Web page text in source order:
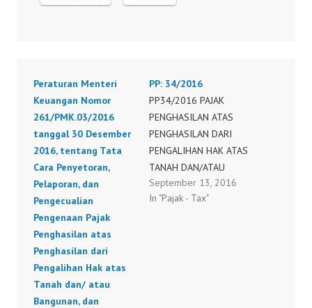
Peraturan Menteri
Keuangan Nomor
261/PMK.03/2016
tanggal 30 Desember
2016, tentang Tata
Cara Penyetoran,
Pelaporan, dan
Pengecualian
Pengenaan Pajak
Penghasilan atas
Penghasilan dari
Pengalihan Hak atas
Tanah dan/ atau
Bangunan, dan
PP: 34/2016
PP34/2016 PAJAK
PENGHASILAN ATAS
PENGHASILAN DARI
PENGALIHAN HAK ATAS
TANAH DAN/ATAU
BANGUNAN, DAN
PERJANJIAN
September 13, 2016
In "Pajak - Tax"